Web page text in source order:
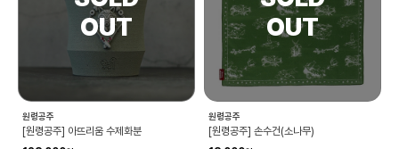
원령공주
[원령공주] 아뜨리움 수제화분
원령공주
[원령공주] 손수건(소나무)